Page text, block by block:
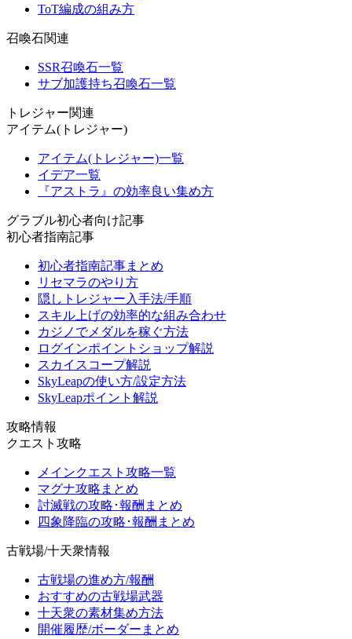
ToT編成の組み方
召喚石関連
SSR召喚石一覧
サブ加護持ち召喚石一覧
トレジャー関連
アイテム(トレジャー)
アイテム(トレジャー)一覧
イデア一覧
『アストラ』の効率良い集め方
グラブル初心者向け記事
初心者指南記事
初心者指南記事まとめ
リセマラのやり方
隠しトレジャー入手法/手順
スキル上げの効率的な組み合わせ
カジノでメダルを稼ぐ方法
ログインポイントショップ解説
スカイスコープ解説
SkyLeapの使い方/設定方法
SkyLeapポイント解説
攻略情報
クエスト攻略
メインクエスト攻略一覧
マグナ攻略まとめ
討滅戦の攻略･報酬まとめ
四象降臨の攻略･報酬まとめ
古戦場/十天衆情報
古戦場の進め方/報酬
おすすめの古戦場武器
十天衆の素材集め方法
開催履歴/ボーダーまとめ